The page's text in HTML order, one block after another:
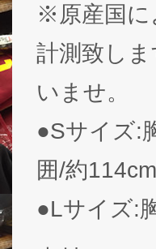
※原産国に
計測致し
いませ。
●Sサイズ:
囲/約
●Lサイズ: